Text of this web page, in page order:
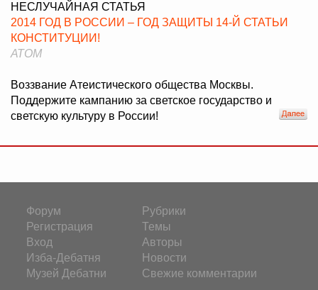
НЕСЛУЧАЙНАЯ СТАТЬЯ
2014 ГОД В РОССИИ – ГОД ЗАЩИТЫ 14-Й СТАТЬИ
КОНСТИТУЦИИ!
АТОМ
Воззвание Атеистического общества Москвы.
Поддержите кампанию за светское государство и
светскую культуру в России!
Форум
Регистрация
Вход
Изба-Дебатня
Музей Дебатни
Рубрики
Темы
Авторы
Новости
Свежие комментарии